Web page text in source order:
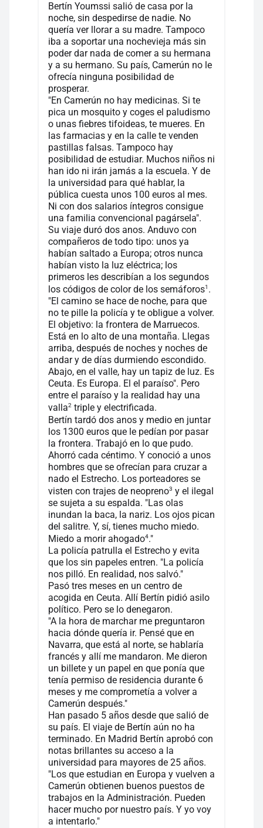
Bertín Youmssi salió de casa por la
noche, sin despedirse de nadie. No
quería ver llorar a su madre. Tampoco
iba a soportar una nochevieja más sin
poder dar nada de comer a su hermana
y a su hermano. Su país, Camerún no le
ofrecía ninguna posibilidad de
prosperar.
"En Camerún no hay medicinas. Si te
pica un mosquito y coges el paludismo
o unas fiebres tifoideas, te mueres. En
las farmacias y en la calle te venden
pastillas falsas. Tampoco hay
posibilidad de estudiar. Muchos niños ni
han ido ni irán jamás a la escuela. Y de
la universidad para qué hablar, la
pública cuesta unos 100 euros al mes.
Ni con dos salarios íntegros consigue
una familia convencional pagársela".
Su viaje duró dos anos. Anduvo con
compañeros de todo tipo: unos ya
habían saltado a Europa; otros nunca
habían visto la luz eléctrica; los
primeros les describían a los segundos
los códigos de color de los semáforos1 .
"El camino se hace de noche, para que
no te pille la policía y te obligue a volver.
El objetivo: la frontera de Marruecos.
Está en lo alto de una montaña. Llegas
arriba, después de noches y noches de
andar y de días durmiendo escondido.
Abajo, en el valle, hay un tapiz de luz. Es
Ceuta. Es Europa. El el paraíso". Pero
entre el paraíso y la realidad hay una
valla2 triple y electrificada.
Bertín tardó dos anos y medio en juntar
los 1300 euros que le pedían por pasar
la frontera. Trabajó en lo que pudo.
Ahorró cada céntimo. Y conoció a unos
hombres que se ofrecían para cruzar a
nado el Estrecho. Los porteadores se
visten con trajes de neopreno3 y el ilegal
se sujeta a su espalda. "Las olas
inundan la baca, la nariz. Los ojos pican
del salitre. Y, sí, tienes mucho miedo.
Miedo a morir ahogado4."
La policía patrulla el Estrecho y evita
que los sin papeles entren. "La policía
nos pilló. En realidad, nos salvó."
Pasó tres meses en un centro de
acogida en Ceuta. Allí Bertín pidió asilo
político. Pero se lo denegaron.
"A la hora de marchar me preguntaron
hacia dónde quería ir. Pensé que en
Navarra, que está al norte, se hablaría
francés y allí me mandaron. Me dieron
un billete y un papel en que ponía que
tenía permiso de residencia durante 6
meses y me comprometía a volver a
Camerún después."
Han pasado 5 años desde que salió de
su país. El viaje de Bertín aún no ha
terminado. En Madrid Bertín aprobó con
notas brillantes su acceso a la
universidad para mayores de 25 años.
"Los que estudian en Europa y vuelven a
Camerún obtienen buenos puestos de
trabajos en la Administración. Pueden
hacer mucho por nuestro país. Y yo voy
a intentarlo."